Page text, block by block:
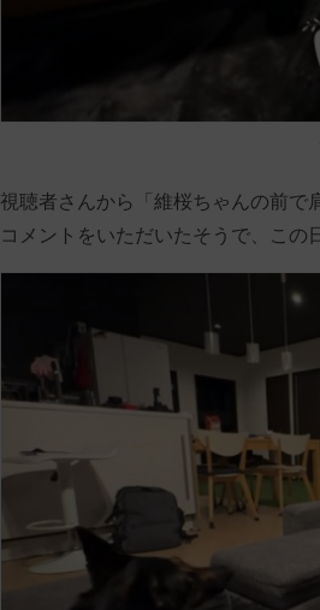
視聴者さんから「維桜ちゃんの前で
コメントをいただいたそうで、この